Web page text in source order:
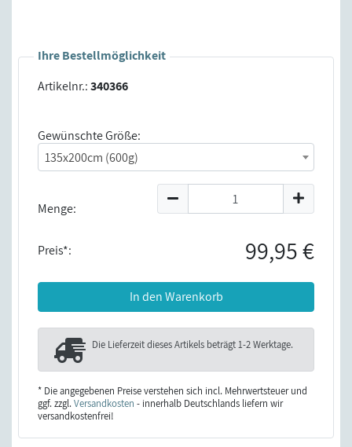
Ihre Bestellmöglichkeit
Artikelnr.:340366
Gewünschte Größe:
135x200cm (600g)
Menge:
Preis*: 99,95 €
In den Warenkorb
Die Lieferzeit dieses Artikels beträgt1-2 Werktage.
* Die angegebenen Preise verstehen sich incl. Mehrwertsteuer und
ggf. zzgl.Versandkosten - innerhalb Deutschlands liefern wir
versandkostenfrei!